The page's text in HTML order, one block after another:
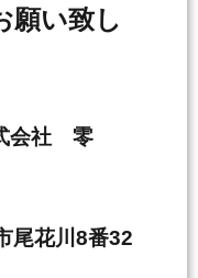
願い致し
会社 零
尾花川8番32